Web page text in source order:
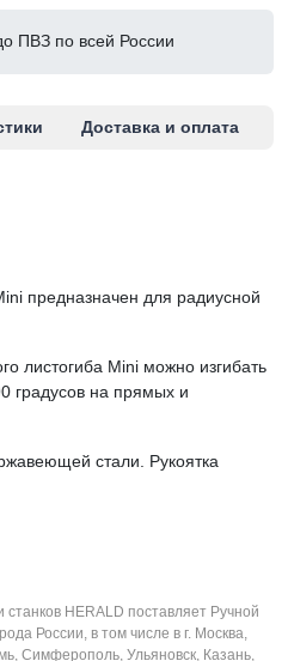
ПВЗ по всей России
Доставка и оплата
предназначен для радиусной
листогиба Mini можно изгибать
градусов на прямых и
стали. Рукоятка
HERALD поставляет Ручной
России, в том числе в г. Москва,
Симферополь, Ульяновск, Казань,